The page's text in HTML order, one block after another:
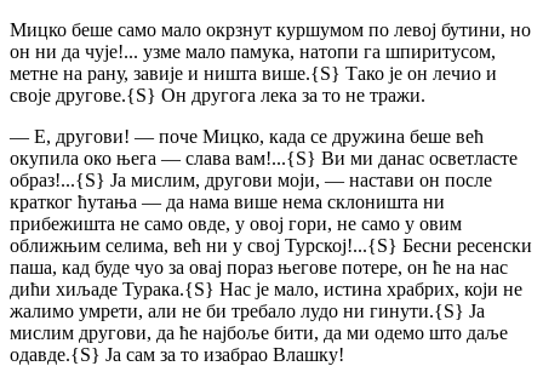
Мицко беше само мало окрзнут куршумом по левој бутини, но
он ни да чује!... узме мало памука, натопи га шпиритусом,
метне на рану, завије и ништа више.{S} Тако је он лечио и
своје другове.{S} Он другога лека за то не тражи.
— Е, другови! — поче Мицко, када се дружина беше већ
окупила око њега — слава вам!...{S} Ви ми данас осветласте
образ!...{S} Ја мислим, другови моји, — настави он после
кратког ћутања — да нама више нема склоништа ни
прибежишта не само овде, у овој гори, не само у овим
оближњим селима, већ ни у свој Турској!...{S} Бесни ресенски
паша, кад буде чуо за овај пораз његове потере, он ће на нас
дићи хиљаде Турака.{S} Нас је мало, истина храбрих, који не
жалимо умрети, али не би требало лудо ни гинути.{S} Ја
мислим другови, да ће најбоље бити, да ми одемо што даље
одавде.{S} Ја сам за то изабрао Влашку!